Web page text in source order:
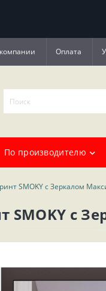
Оплата
По производителю
SMOKY с Зеркалом
SMOKY с